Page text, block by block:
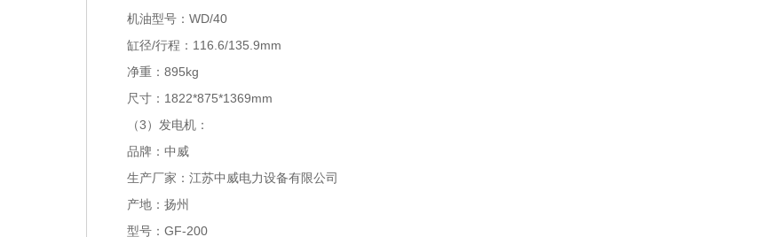
机油型号：WD/40
缸径/行程：116.6/135.9mm
净重：895kg
尺寸：1822*875*1369mm
（3）发电机：
品牌：中威
生产厂家：江苏中威电力设备有限公司
产地：扬州
型号：GF-200